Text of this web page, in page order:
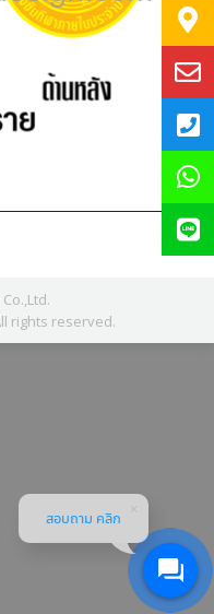
rights reserved.
สอบถาม คลิก